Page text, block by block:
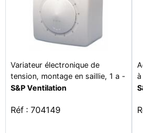
Variateur électronique de
tension, montage en saillie, 1 a -
reb-1 n
S&P Ventilation
Réf : 704149